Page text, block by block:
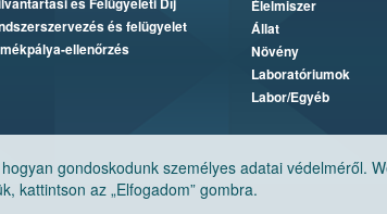
gondoskodunk személyes adatai védelméről.
kattintson az „Elfogadom” gombra.
és felügyelet
ellenőrzés
Élelmiszer
Állat
Növény
Laboratóriumok
Labor/Egyéb